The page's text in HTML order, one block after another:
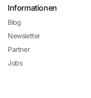
Informationen
Blog
Newsletter
Partner
Jobs